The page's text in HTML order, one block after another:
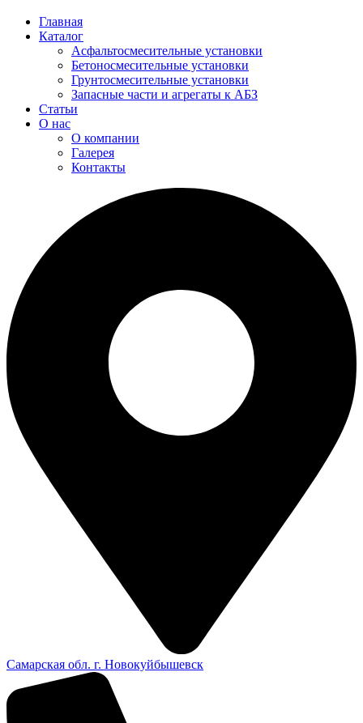
Главная
Каталог
Асфальтосмесительные установки
Бетоносмесительные установки
Грунтосмесительные установки
Запасные части и агрегаты к АБЗ
Cтатьи
О нас
О компании
Галерея
Контакты
Самарская обл. г. Новокуйбышевск